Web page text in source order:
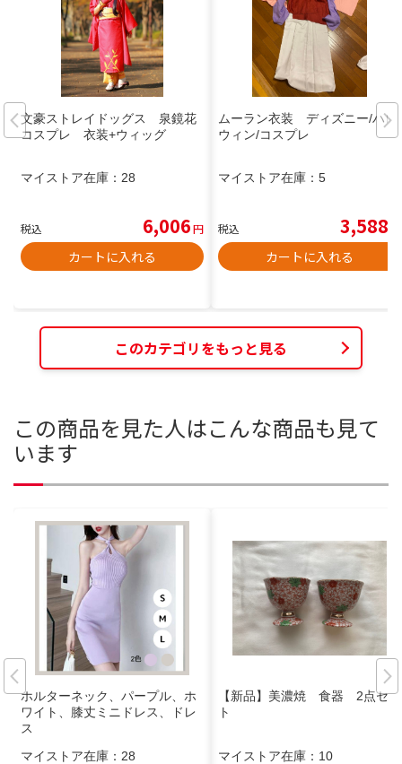
文豪ストレイドッグス 泉鏡花
コスプレ 衣装+ウィッグ
マイストア在庫： 28
税込 6,006円
カートに入れる
ムーラン衣装 ディズニー/ハロ
ウィン/コスプレ
マイストア在庫： 5
税込 3,588
カートに入れる
このカテゴリをもっと見る
この商品を見た人はこんな商品も見て
います
ホルターネック、パープル、ホ
ワイト、膝丈ミニドレス、ドレ
ス
マイストア在庫： 28
【新品】美濃焼 食器 2点セッ
ト
マイストア在庫： 10